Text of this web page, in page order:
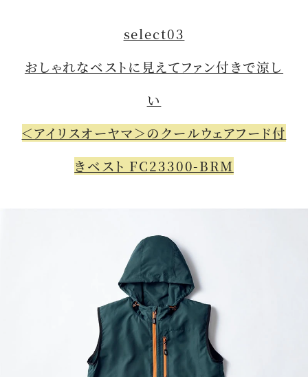
select03
おしゃれなベストに見えてファン付きで涼し
い
＜アイリスオーヤマ＞のクールウェアフード付
きベスト FC23300-BRM